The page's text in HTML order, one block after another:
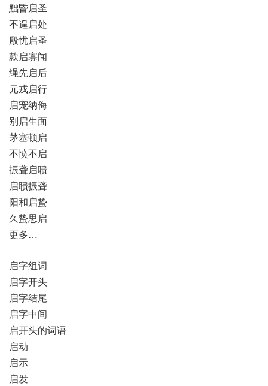
黜昏启圣
不遑启处
殷忧启圣
款启寡闻
绳先启后
元戎启行
启宠纳侮
别启生面
茅塞顿启
不愤不启
振聋启聩
启聩振聋
阳和启蛰
久蛰思启
更多…
启字组词
启字开头
启字结尾
启字中间
启开头的词语
启动
启示
启发